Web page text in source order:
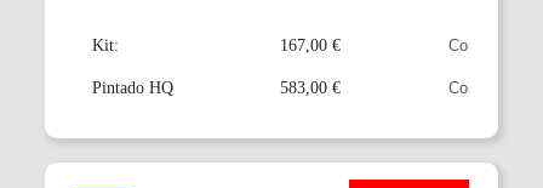
Kit: 167,00 €
Pintado HQ 583,00 €